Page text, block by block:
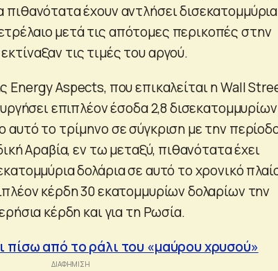
πιθανότατα έχουν αντλήσει
μετά τις απότομες περικοπές στην
τις τιμές του αργού.
Energy Aspects, που επικαλείται η Wall
επιπλέον έσοδα 2,8 δισεκατομμυρίων
αυτό το τρίμηνο σε σύγκριση με την
Αραβία, εν τω μεταξύ, πιθανότατα έχει
δολάρια σε αυτό το χρονικό
κέρδη 30 εκατομμυρίων δολαρίων την
κέρδη και για τη Ρωσία.
πίσω από το ράλι του «μαύρου χρυσού»